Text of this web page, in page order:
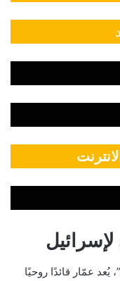
لإسرائيل
عمّار قائدًا روحيًا